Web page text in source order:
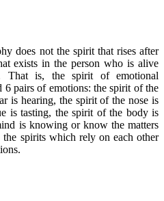
does not the spirit that rises after
exists in the person who is alive
That is, the spirit of emotional
6 pairs of emotions: the spirit of the
is hearing, the spirit of the nose is
is tasting, the spirit of the body is
is knowing or know the matters
the spirits which rely on each other